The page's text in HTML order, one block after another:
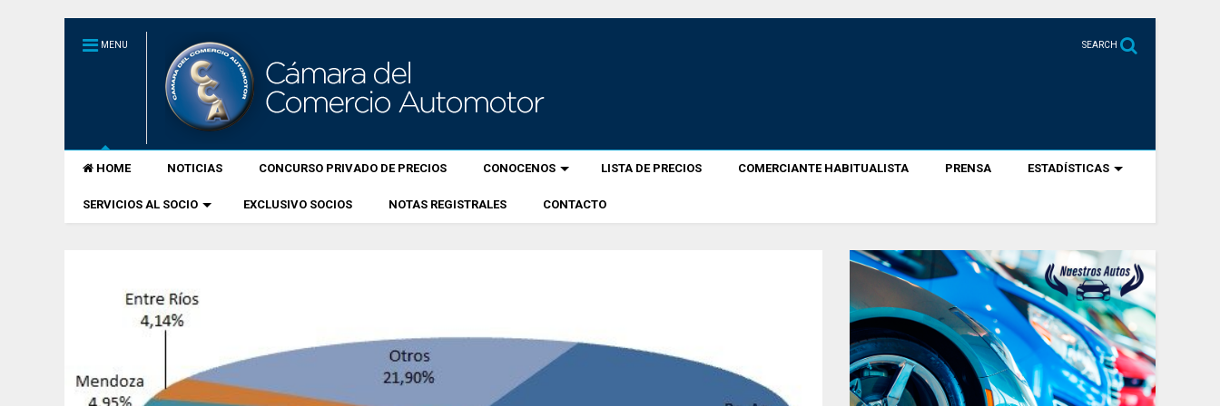
MENU SEARCH
HOME NOTICIAS CONCURSO PRIVADO DE PRECIOS CONOCENOS LISTA DE PRECIOS COMERCIANTE HABITUALISTA PRENSA ESTADÍSTICAS
SERVICIOS AL SOCIO EXCLUSIVO SOCIOS NOTAS REGISTRALES CONTACTO